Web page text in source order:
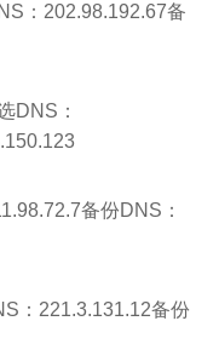
：202.98.192.67备
DNS：
备份DNS：
：221.3.131.12备份